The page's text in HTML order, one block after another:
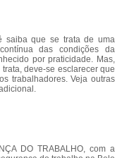
saiba que se trata de uma
das condições da
por praticidade. Mas,
deve-se esclarecer que
trabalhadores. Veja outras
DO TRABALHO, com a